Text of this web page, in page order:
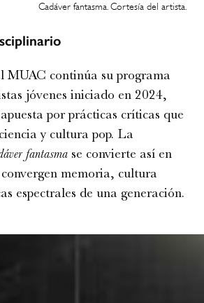
Cadáver fantasma. Cortesía del artista.
MUAC continúa su programa
jóvenes iniciado en 2024,
por prácticas críticas que
y cultura pop. La
fantasma se convierte así en
memoria, cultura
espectrales de una generación.